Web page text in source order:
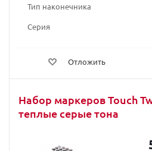
Тип наконечника
Серия
Отложить
Набор маркеров Touch
теплые серые тона